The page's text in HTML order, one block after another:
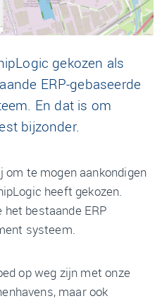
gekozen als
ERP-gebaseerde
En dat is om
bijzonder.
te mogen aankondigen
heeft gekozen.
bestaande ERP
systeem.
op weg zijn met onze
maar ook